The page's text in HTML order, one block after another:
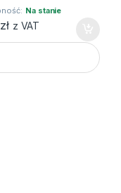
quantity
Na stanie
zł z VAT
foliowy "Cyfra 5",